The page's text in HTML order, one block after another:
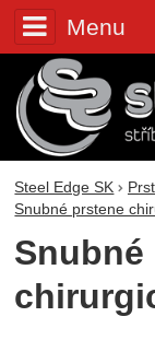
Menu
Steel Edge SK
Snubné prstene
Snubné